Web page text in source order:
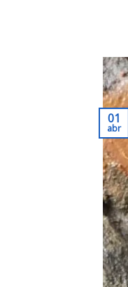
01
abr